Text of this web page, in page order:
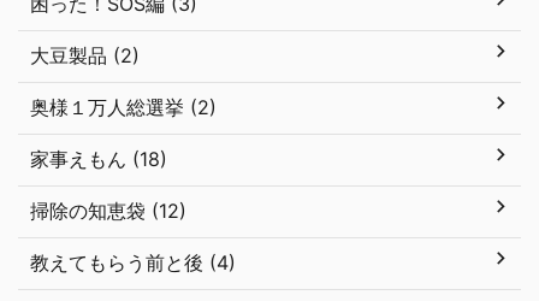
大豆製品 (2)
奥様１万人総選挙 (2)
家事えもん (18)
掃除の知恵袋 (12)
教えてもらう前と後 (4)